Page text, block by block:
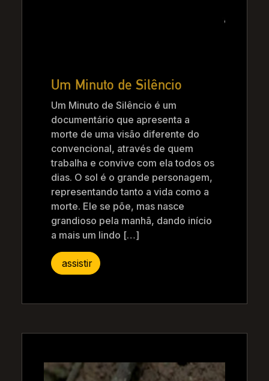
Um Minuto de Silêncio
Um Minuto de Silêncio é um
documentário que apresenta a
morte de uma visão diferente do
convencional, através de quem
trabalha e convive com ela todos os
dias. O sol é o grande personagem,
representando tanto a vida como a
morte. Ele se põe, mas nasce
grandioso pela manhã, dando início
a mais um lindo […]
assistir